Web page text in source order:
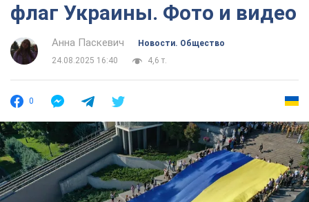
флаг Украины. Фото и видео
Анна Паскевич
Новости. Общество
24.08.2025 16:40
4,6 т.
0